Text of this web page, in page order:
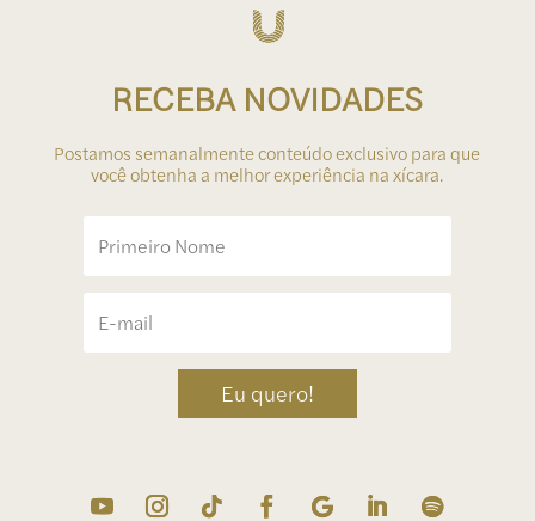
RECEBA NOVIDADES
Postamos semanalmente conteúdo exclusivo para que
você obtenha a melhor experiência na xícara.
Eu quero!